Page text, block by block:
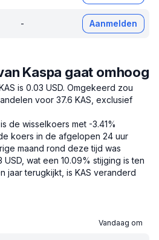
- Aanmelden
Kaspa gaat omhoog
is 0.03 USD. Omgekeerd zou
voor 37.6 KAS, exclusief
de wisselkoers met -3.41%
koers in de afgelopen 24 uur
maand rond deze tijd was
USD, wat een 10.09% stijging is ten
jaar terugkijkt, is KAS veranderd
Vandaag om